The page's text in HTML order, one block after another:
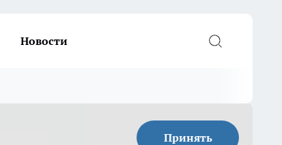
Новости
Принять